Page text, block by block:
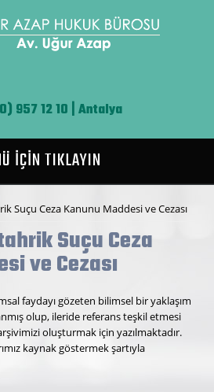
957 12 10 | Antalya
İÇİN TIKLAYIN
Suçu Ceza Kanunu Maddesi ve Cezası
Suçu Ceza
ve Cezası
faydayı gözeten bilimsel bir yaklaşım
olup, ileride referans teşkil etmesi
oluşturmak için yazılmaktadır.
kaynak göstermek şartıyla